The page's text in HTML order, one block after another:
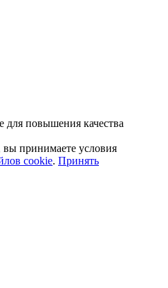
повышения качества
принимаете условия
cookie. Принять